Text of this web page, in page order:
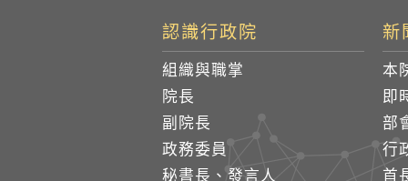
認識行政院
組織與職掌
院長
副院長
政務委員
秘書長、發言人
新
本
即
部
行
首